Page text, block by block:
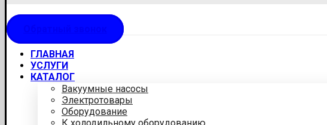
ГЛАВНАЯ
УСЛУГИ
КАТАЛОГ
Вакуумные насосы
Электротовары
Оборудование